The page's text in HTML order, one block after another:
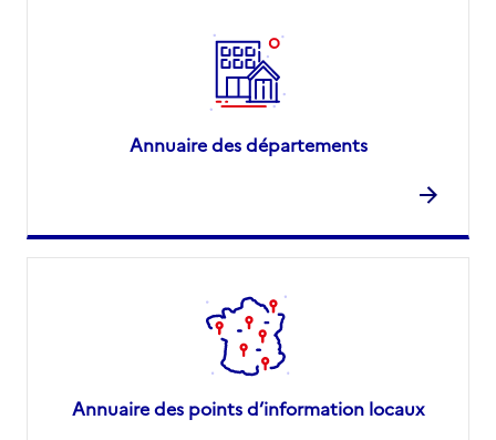
Annuaire des départements
Annuaire des points d’information locaux